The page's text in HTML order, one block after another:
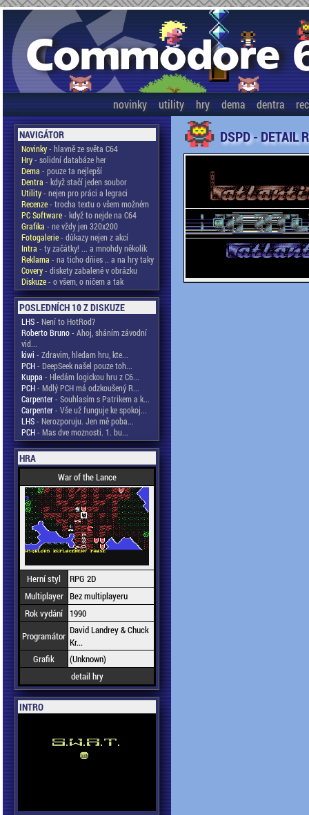
novinky utility hry dema dentra
NAVIGÁTOR
Novinky- hlavně ze světa C64
Hry- solidní databáze her
Dema - pouze ta nejlepší
Dentra - když stačí jeden soubor
Utility- nejen pro práci a legraci
Recenze- trocha textu o všem možném
PC Software- když to nejde na C64
Grafika - ne vždy jen 320x200
Fotogalerie- důkazy nejen z akcí
Intra - ty začátky! ... a mnohdy několik
Reklama - na ticho dňies .. a na hry taky
Covery- diskety zabalené v obrázku
Diskuze- o všem, o ničem a tak
POSLEDNÍCH 10 Z DISKUZE
LHS- Není to HotRod?
Roberto Bruno- Ahoj, sháním závodní
vid...
kiwi - Zdravim, hledam hru, kte...
PCH- DeepSeek našel pouze toh...
Kuppa - Hledám logickou hru z C6...
PCH- Mdlý PCH má odzkoušený R...
Carpenter- Souhlasím s Patrikem a k...
Carpenter- Vše už funguje ke spokoj...
LHS- Nerozporuju. Jen mě poba...
PCH- Mas dve moznosti. 1. bu...
HRA
War of the Lance
Herní styl
RPG 2D
Multiplayer Bez multiplayeru
Rok vydání
1990
Programátor David Landrey & Chuck
Kr...
Grafik
(Unknown)
detail hry
INTRO
DSPD - DETAIL